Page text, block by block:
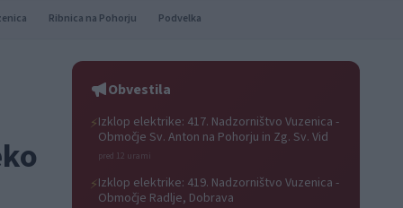
Ribnica na Pohorju Podvelka
Obvestila
⚡Izklop elektrike: 417. Nadzorništvo Vuzenica -
Območje Sv. Anton na Pohorju in Zg. Sv. Vid
pred 12 urami
⚡Izklop elektrike: 419. Nadzorništvo Vuzenica -
Območje Radlje, Dobrava